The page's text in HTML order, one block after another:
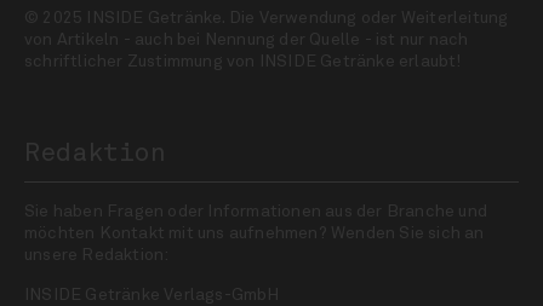
© 2025 INSIDE Getränke. Die Verwendung oder Weiterleitung
von Artikeln - auch bei Nennung der Quelle - ist nur nach
schriftlicher Zustimmung von INSIDE Getränke erlaubt!
Redaktion
Sie haben Fragen oder Informationen aus der Branche und
möchten Kontakt mit uns aufnehmen? Wenden Sie sich an
unsere Redaktion:
INSIDE Getränke Verlags-GmbH